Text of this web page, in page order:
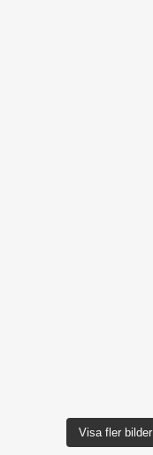
Visa fler bilder